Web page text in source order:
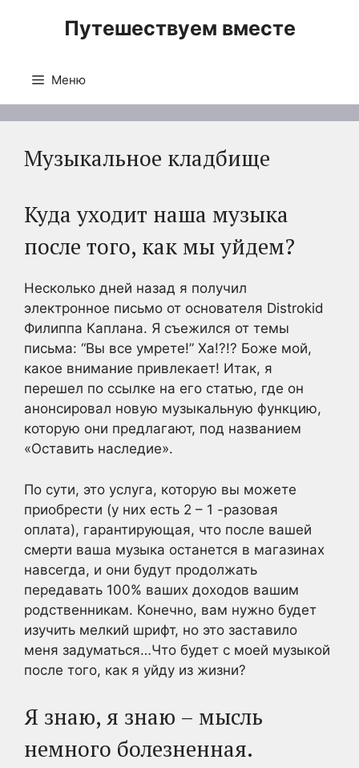
Путешествуем вместе
Меню
Музыкальное кладбище
Куда уходит наша музыка
после того, как мы уйдем?
Несколько дней назад я получил
электронное письмо от основателя Distrokid
Филиппа Каплана. Я съежился от темы
письма: “Вы все умрете!” Ха!?!? Боже мой,
какое внимание привлекает! Итак, я
перешел по ссылке на его статью, где он
анонсировал новую музыкальную функцию,
которую они предлагают, под названием
«Оставить наследие».
По сути, это услуга, которую вы можете
приобрести (у них есть 2 – 1 -разовая
оплата), гарантирующая, что после вашей
смерти ваша музыка останется в магазинах
навсегда, и они будут продолжать
передавать 100% ваших доходов вашим
родственникам. Конечно, вам нужно будет
изучить мелкий шрифт, но это заставило
меня задуматься…Что будет с моей музыкой
после того, как я уйду из жизни?
Я знаю, я знаю – мысль
немного болезненная.